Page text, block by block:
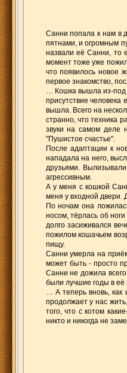
Санни попала к нам в
пятнами, и огромным
назвали её Санни, то
момент тоже уже
что появилось новое
первое знакомство,
… Кошка вышла из-под
присутствие
вышла. Всего на
странно, что техника
звуки на самом деле
"Пушистое счастье".
После адаптации к
нападала на него,
друзьями.
агрессивным.
А у меня с кошкой
меня у входной двери.
По ночам она
носом, тёрлась об
долго засиживался
пожилом кошачьем
пищу.
Санни умерла на
может быть - просто
Санни не дожила
были лучшие годы в её
… А теперь вновь, как
продолжает у нас
того, что с котом
никто и никогда не